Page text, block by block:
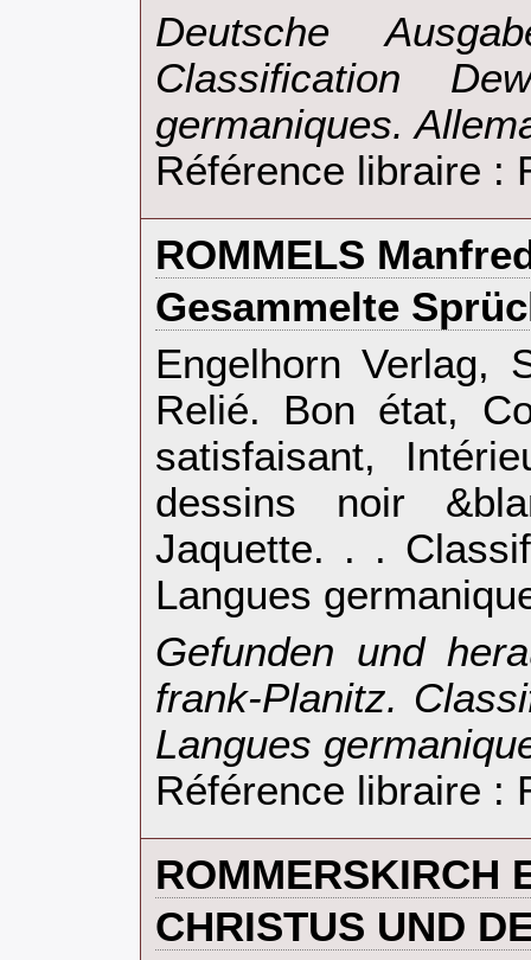
‎Deutsche
Classification
germaniques.
Référence libraire :
‎ROMMELS
‎Gesammelte
‎Engelhorn Verlag,
Relié. Bon état,
satisfaisant,
dessins noir
Jaquette. . .
Langues
‎Gefunden und
frank-Planitz.
Langues
Référence libraire :
‎ROMMERSKIRCH
‎CHRISTUS UND